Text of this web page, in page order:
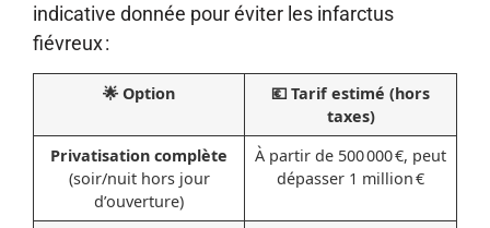
indicative donnée pour éviter les infarctus
fiévreux :
🌟 Option
💶 Tarif estimé (hors
taxes)
Privatisation complète
(soir/nuit hors jour
d’ouverture)
À partir de 500 000 €, peut
dépasser 1 million €